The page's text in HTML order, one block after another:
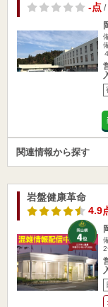
-点/
関連情報から探す
岩盤健康革命
4.9
2